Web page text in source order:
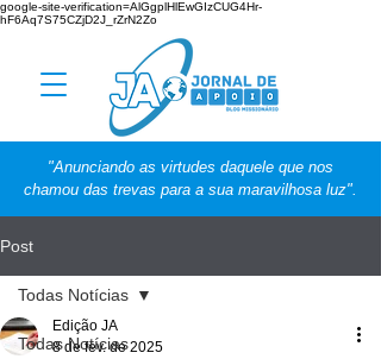
google-site-verification=AlGgplHlEwGIzCUG4Hr-
hF6Aq7S75CZjD2J_rZrN2Zo
"Anunciando as virtudes daquele que nos
chamou das trevas para a sua maravilhosa luz".
Post
Todas Notícias
Todas Notícias
Edição JA
8 de fev. de 2025